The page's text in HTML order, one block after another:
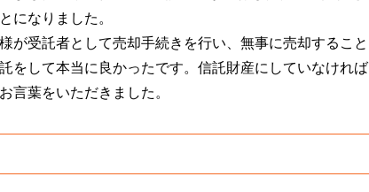
になりました。
が受託者として売却手続きを行い、無事に売却すること
をして本当に良かったです。信託財産にしていなければ
言葉をいただきました。